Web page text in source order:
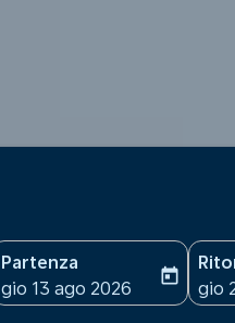
Partenza
fc-booking-departure-
gio 13 ago 2026
today
fc-
gio